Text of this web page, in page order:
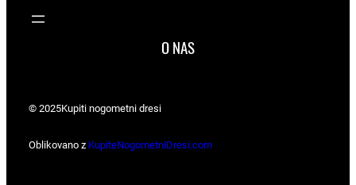
O NAS
© 2025Kupiti nogometni dresi
Oblikovano z KupiteNogometniDresi.com